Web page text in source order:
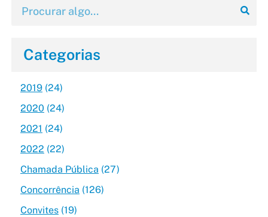
Categorias
2019(24)
2020 (24)
2021 (24)
2022 (22)
Chamada Pública (27)
Concorrência (126)
Convites(19)